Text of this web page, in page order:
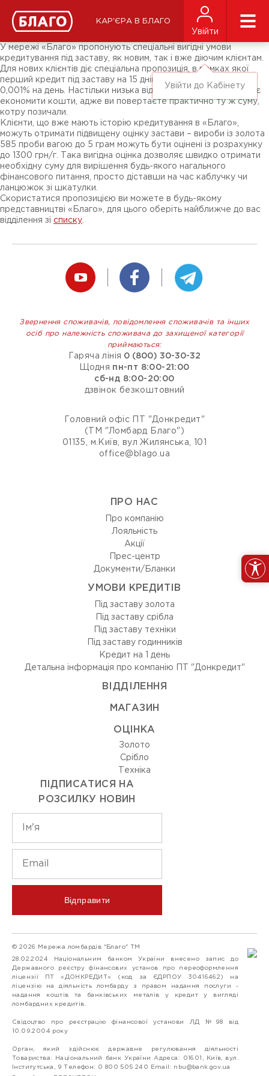
КАР'ЄРА В БЛАГО
Увійти
Увійти до Кабінету
ЗМІ про нас
Підписники соц-мереж
Ярмарки
У мережі «Благо» пропонують спеціальні вигідні умови
кредитування під заставу, як новим, так і вже діючим клієнтам.
Для нових клієнтів діє спеціальна пропозиція, в рамках якої
перший кредит під заставу на 15 днів доступний зі ставкою
0,001% на день. Настільки низька відсоткова ставка дозволяє
економити кошти, адже ви повертаєте практично ту ж суму,
котру позичали.
Клієнти, що вже мають історію кредитування в «Благо»,
можуть отримати підвищену оцінку застави – вироби із золота
585 проби вагою до 5 грам можуть бути оцінені із розрахунку
до 1300 грн/г. Така вигідна оцінка дозволяє швидко отримати
необхідну суму для вирішення будь-якого нагального
фінансового питання, просто діставши на час каблучку чи
ланцюжок зі шкатулки.
Скористатися пропозицією ви можете в будь-якому
представництві «Благо», для цього оберіть найближче до вас
відділення зі списку
Звернення споживачів, повідомлення споживачів та інших
осіб про належність споживача до захищеної категорії
приймаються:
Гаряча лінія 0 (800) 30-30-32
Щодня пн-пт 8:00-21:00
сб-нд 8:00-20:00
дзвінок безкоштовний
Головний офіс ПТ "Донкредит"
(ТМ "Ломбард Благо")
01135, м.Київ, вул Жилянська, 101
office@blago.ua
ПРО НАС
Про компанію
Лояльність
Акції
Прес-центр
Документи/Бланки
УМОВИ КРЕДИТІВ
Під заставу золота
Під заставу срібла
Під заставу техніки
Під заставу годинників
Кредит на 1 день
Детальна інформація про компанію ПТ "Донкредит"
ВIДДIЛЕННЯ
МАГАЗИН
ОЦIНКА
Золото
Срiбло
Технiка
ПІДПИСАТИСЯ НА
РОЗСИЛКУ НОВИН
Відправити
© 2026 Мережа ломбардів "Благо" ТМ
28.02.2024 Національним банком України внесено запис до
Державного реєстру фінансових установ про переоформлення
ліцензії ПТ «ДОНКРЕДИТ» (код за ЄДРПОУ 30416462) на
ліцензію на діяльність ломбарду з правом надання послуги -
надання коштів та банківських металів у кредит у вигляді
ломбардних кредитів.
Свідоцтво про реєстрацію фінансової установи ЛД №98 від
10.09.2004 року
Орган, який здійснює державне регулювання діяльності
Товариства: Національний банк України Адреса: 01601, Київ, вул.
Інститутська, 9 Телефон: 0 800 505 240 Email: nbu@bank.gov.ua